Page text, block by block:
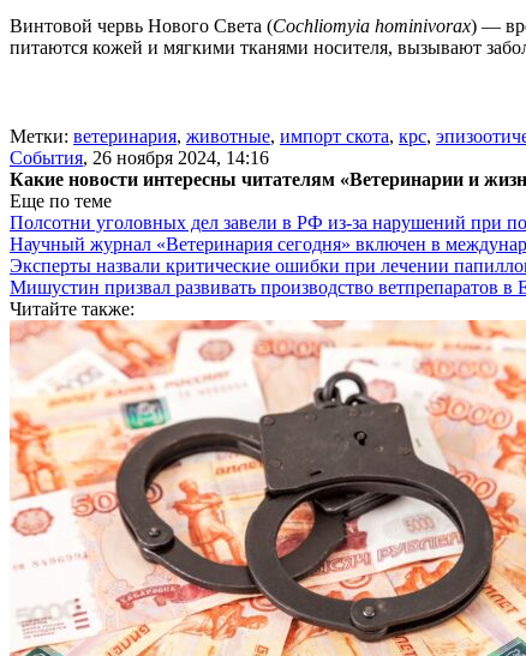
Винтовой червь Нового Света (Cochliomyia hominivorax) —
питаются кожей и мягкими тканями носителя, вызывают
Метки: ветеринария, животные, импорт скота, крс,
События, 26 ноября 2024, 14:16
Какие новости интересны читателям «Ветеринарии и
Еще по теме
Полсотни уголовных дел завели в РФ из-за нарушений при
Научный журнал «Ветеринария сегодня» включен в
Эксперты назвали критические ошибки при лечении
Мишустин призвал развивать производство ветпрепаратов
Читайте также: